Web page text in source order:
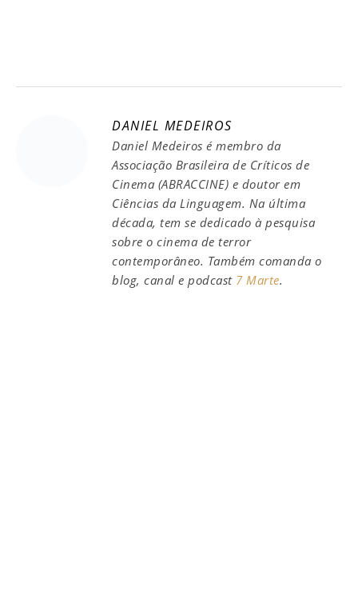
DANIEL MEDEIROS
Daniel Medeiros é membro da
Associação Brasileira de Críticos de
Cinema (ABRACCINE) e doutor em
Ciências da Linguagem. Na última
década, tem se dedicado à pesquisa
sobre o cinema de terror
contemporâneo. Também comanda o
blog, canal e podcast 7 Marte.